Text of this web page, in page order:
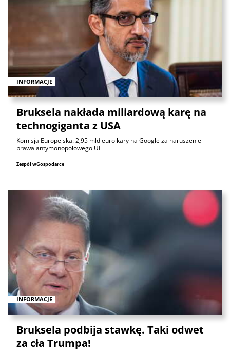
INFORMACJE
Bruksela nakłada miliardową karę na
technogiganta z USA
Komisja Europejska: 2,95 mld euro kary na Google za naruszenie
prawa antymonopolowego UE
Zespół wGospodarce
INFORMACJE
Bruksela podbija stawkę. Taki odwet
za cła Trumpa!